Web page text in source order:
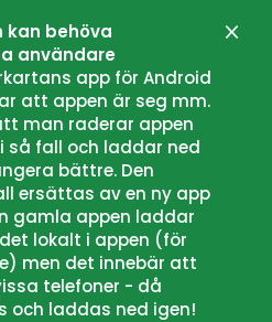
behöva
användare
app för Android
att appen är seg mm.
man raderar appen
så fall och laddar ned
bättre. Den
ersättas av en ny app
gamla appen laddar
lokalt i appen (för
men det innebär att
telefoner - då
och laddas ned igen!
Lukk